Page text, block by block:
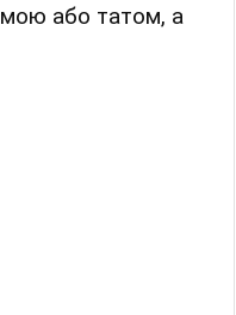
або татом, а